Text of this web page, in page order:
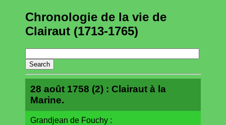
Chronologie de la vie de
Clairaut (1713-1765)
28 août 1758 (2) : Clairaut à la
Marine.
Grandjean de Fouchy :